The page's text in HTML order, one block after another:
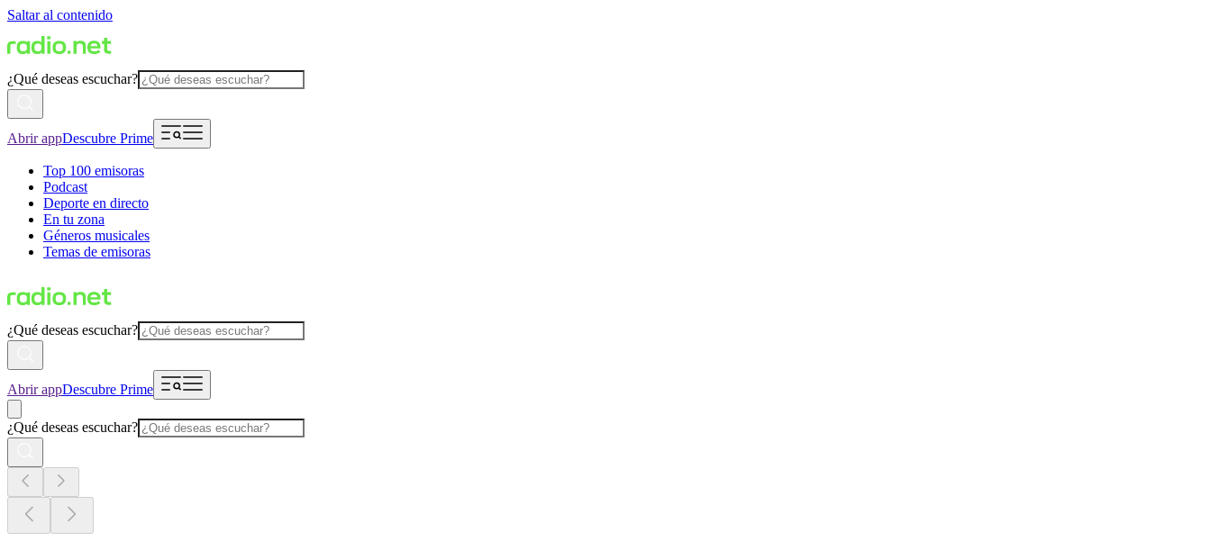
Saltar al contenido
¿Qué deseas escuchar?
Abrir appDescubre Prime
Top 100 emisoras
Podcast
Deporte en directo
En tu zona
Géneros musicales
Temas de emisoras
¿Qué deseas escuchar?
Abrir appDescubre Prime
¿Qué deseas escuchar?